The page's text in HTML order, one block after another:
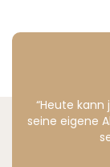
“Heute
seine eigene